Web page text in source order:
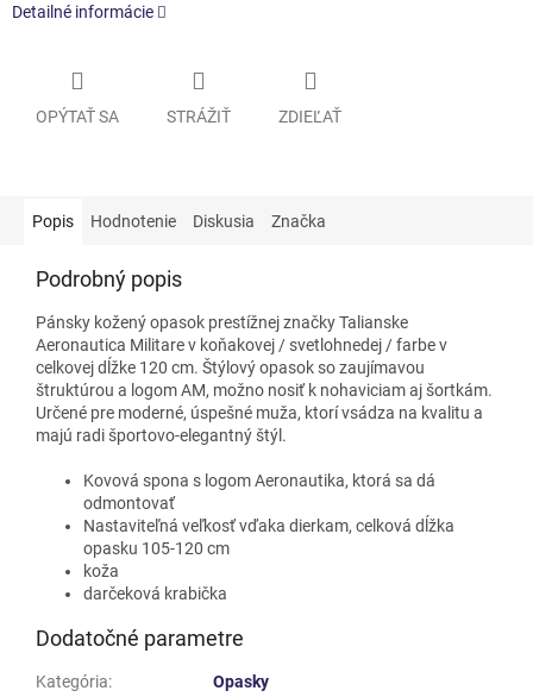
Detailné informácie
OPÝTAŤ SA STRÁŽIŤ ZDIEĽAŤ
Popis Hodnotenie Diskusia Značka
Podrobný popis
Pánsky kožený opasok prestížnej značky Talianske
Aeronautica Militarev koňakovej / svetlohnedej / farbe v
celkovej dĺžke 120 cm. Štýlový opasok so zaujímavou
štruktúrou a logom AM, možno nosiť k nohaviciam aj šortkám.
Určené pre moderné, úspešné muža, ktorí vsádza na kvalitu a
majú radi športovo-elegantný štýl.
Kovová spona s logom Aeronautika, ktorá sa dá
odmontovať
Nastaviteľná veľkosť vďaka dierkam, celková dĺžka
opasku 105-120 cm
koža
darčeková krabička
Dodatočné parametre
Kategória:
Opasky